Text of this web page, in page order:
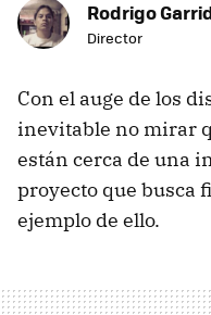
Rodrigo
Director
Con el auge de los
inevitable no mirar
están cerca de una
proyecto que busca
ejemplo de ello.